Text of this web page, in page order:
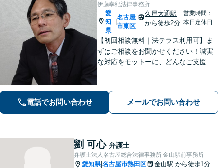
伊藤幸紀法律事務所
愛
知
県
|
名古屋
市東区
久屋大通駅
から徒歩2分
営業時間：
本日定休日
【初回相談無料｜法テラス利用可】ま
ずはご相談をお聞かせください！誠実
な対応をモットーに、どんなご支援が
で電話相談も対応いたしますので、お
気軽にお問合せください【久屋大通駅2
分】
電話でお問い合わせ メールでお問い合わせ
劉 可心 弁護士
弁護士法人名古屋総合法律事務所 金山駅前事務所
愛知県|名古屋市熱田区 金山駅 から徒歩1分